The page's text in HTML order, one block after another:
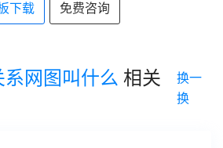
下载 免费咨询
网图叫什么 相关
换一
换